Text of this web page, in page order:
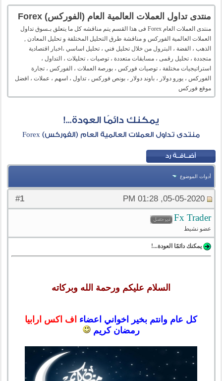
منتدى تداول العملات العالمية العام (الفوركس) Forex
منتدى العملات العام Forex فى هذا القسم يتم مناقشه كل ما يتعلق بـسوق تداول
العملات العالمية الفوركس و مناقشة طرق التحليل المختلفة و تحليل المعادن ,
الذهب ، الفضة ، البترول من خلال تحليل فني ، تحليل اساسي ،اخبار اقتصادية
متجددة ، تحليل رقمى ، مسابقات متعددة ، توصيات ، تحليلات ، التداول ،
استراتيجيات مختلفة ، توصيات فوركس ، بورصة العملات ، الفوركس ، تجارة
الفوركس ، يورو دولار ، باوند دولار ، بونص فوركس ، تداول ، اسهم ، عملات ، افضل
موقع فوركس
يمكنك دائمًا العودة...!
منتدى تداول العملات العالمية العام (الفوركس) Forex
أدوات الموضوع
#
1 05-05-2020, 01:28 PM
Fx Trader
عضو نشيط
يمكنك دائمًا العودة...!
السلام عليكم ورحمة الله وبركاته
كل عام وانتم بخير اخواني اعضاء اف اكس ارابيا
رمضان كريم